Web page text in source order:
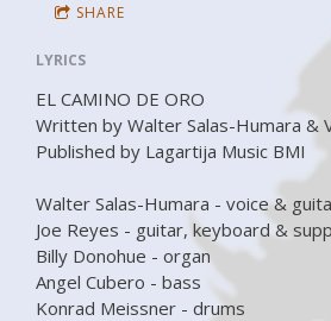
SHARE
LYRICS
EL CAMINO DE ORO
Written by Walter Salas-Humara &
Published by Lagartija Music BMI
Walter Salas-Humara - voice &
Joe Reyes - guitar, keyboard &
Billy Donohue - organ
Angel Cubero - bass
Konrad Meissner - drums